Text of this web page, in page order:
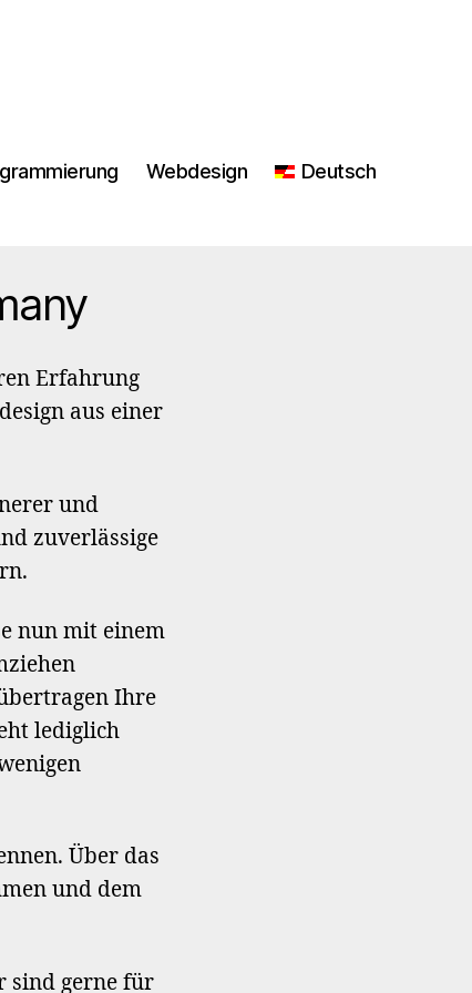
Webdesign
Deutsch
Erfahrung
aus einer
und
zuverlässige
nun mit einem
Ihre
lediglich
Über das
und dem
sind gerne für